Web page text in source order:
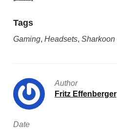
Tags
Gaming, Headsets, Sharkoon
Author
Fritz Effenberger
Date